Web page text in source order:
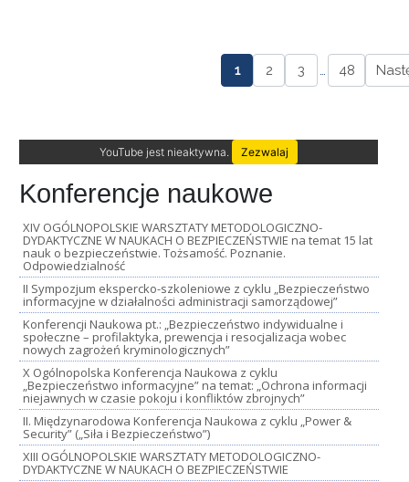
1 2 3 … 48
YouTube jest nieaktywna. Zezwalaj
Konferencje naukowe
XIV OGÓLNOPOLSKIE WARSZTATY METODOLOGICZNO-
DYDAKTYCZNE W NAUKACH O BEZPIECZEŃSTWIE na temat 15 lat
nauk o bezpieczeństwie. Tożsamość. Poznanie.
Odpowiedzialność
II Sympozjum ekspercko-szkoleniowe z cyklu „Bezpieczeństwo
informacyjne w działalności administracji samorządowej”
Konferencji Naukowa pt.: „Bezpieczeństwo indywidualne i
społeczne – profilaktyka, prewencja i resocjalizacja wobec
nowych zagrożeń kryminologicznych”
X Ogólnopolska Konferencja Naukowa z cyklu
„Bezpieczeństwo informacyjne” na temat: „Ochrona informacji
niejawnych w czasie pokoju i konfliktów zbrojnych”
II. Międzynarodowa Konferencja Naukowa z cyklu „Power &
Security” („Siła i Bezpieczeństwo”)
XIII OGÓLNOPOLSKIE WARSZTATY METODOLOGICZNO-
DYDAKTYCZNE W NAUKACH O BEZPIECZEŃSTWIE